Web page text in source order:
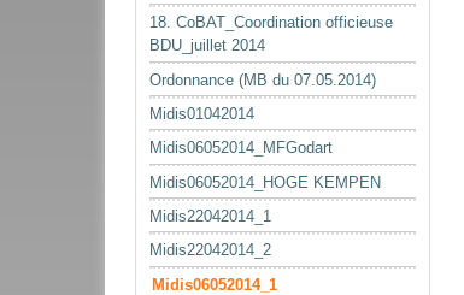
18. CoBAT_Coordination officieuse
BDU_juillet 2014
Ordonnance (MB du 07.05.2014)
Midis01042014
Midis06052014_MFGodart
Midis06052014_HOGE KEMPEN
Midis22042014_1
Midis22042014_2
Midis06052014_1